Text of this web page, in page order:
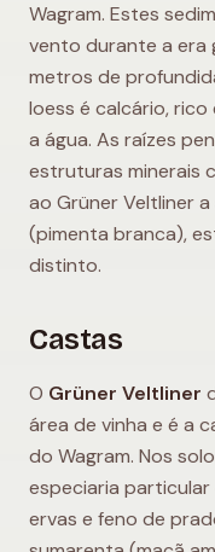
Wagram. Estes
vento durante a era
metros de
loess é calcário,
a água. As raízes
estruturas minerais
ao Grüner Veltliner
(pimenta branca),
distinto.
Castas
O Grüner Veltliner
área de vinha e é a
do Wagram. Nos
especiaria
ervas e feno de